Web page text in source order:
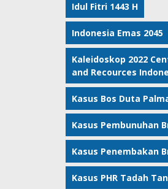
Idul Fitri 1443 H
Indonesia Emas 2045
Kaleidoskop 2022
and Recources
Kasus Bos Duta
Kasus Pembunuhan
Kasus Penembakan
Kasus PHR Tadah